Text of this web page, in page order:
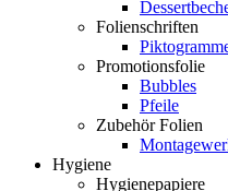
Folienschriften
Promotionsfolie
Bubbles
Pfeile
Zubehör Folien
Hygiene
Hygienepapiere